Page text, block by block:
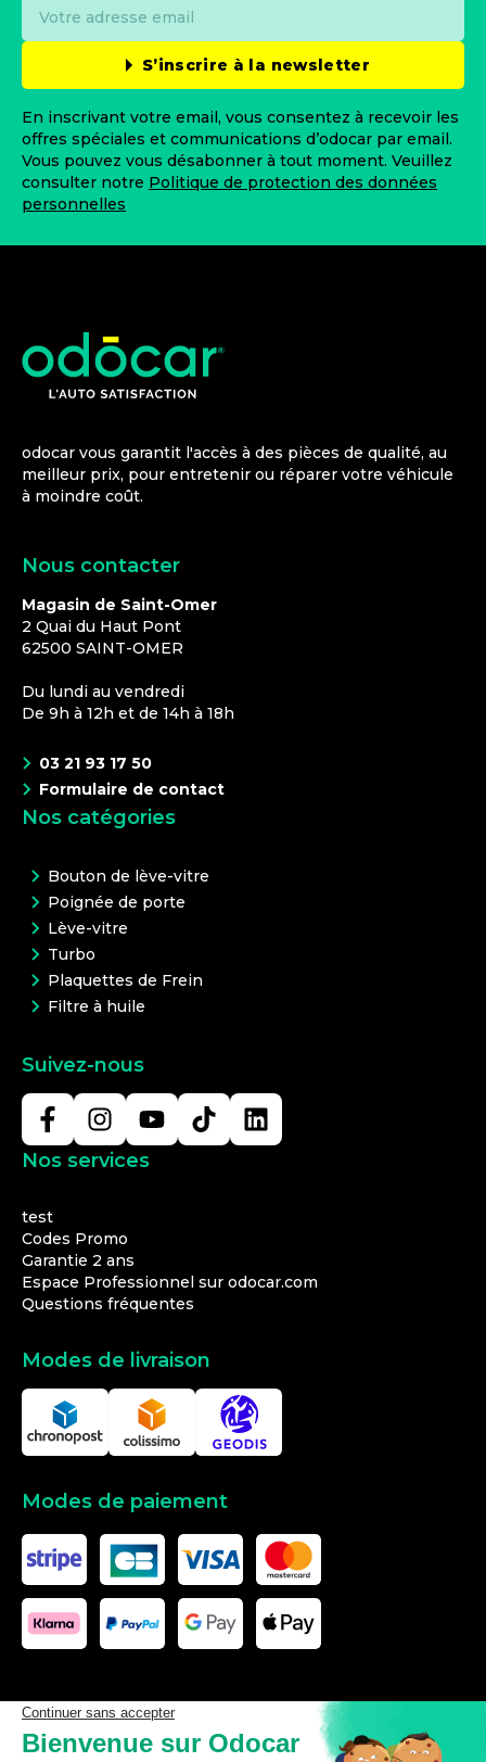
S’inscrire à la newsletter
En inscrivant votre email, vous consentez à recevoir les
offres spéciales et communications d’odocar par email.
Vous pouvez vous désabonner à tout moment. Veuillez
consulter notre Politique de protection des données
personnelles
odocar vous garantit l'accès à des pièces de qualité, au
meilleur prix, pour entretenir ou réparer votre véhicule
à moindre coût.
Nous contacter
Magasin de Saint-Omer
2 Quai du Haut Pont
62500 SAINT-OMER
Du lundi au vendredi
De 9h à 12h et de 14h à 18h
03 21 93 17 50
Formulaire de contact
Nos catégories
Bouton de lève-vitre
Poignée de porte
Lève-vitre
Turbo
Plaquettes de Frein
Filtre à huile
Suivez-nous
Nos services
test
Codes Promo
Garantie 2 ans
Espace Professionnel sur odocar.com
Questions fréquentes
Modes de livraison
Modes de paiement
Les données affichées ici, particulièrement la base de donnée
complète, ne doivent pas être copiées. Il est interdit d’exploiter les